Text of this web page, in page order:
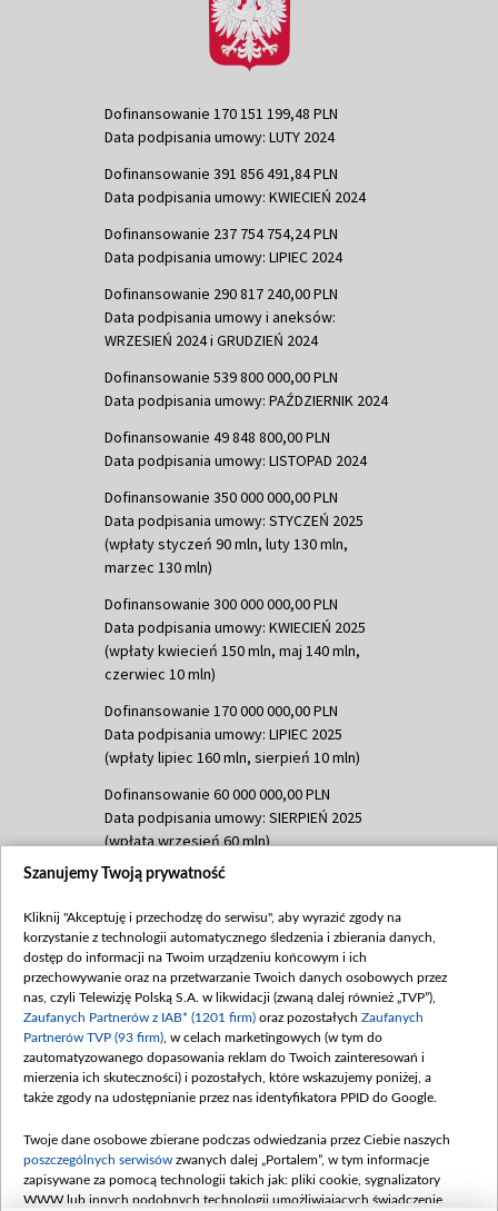
Dofinansowanie 170 151 199,48 PLN
Data podpisania umowy: LUTY 2024
Dofinansowanie 391 856 491,84 PLN
Data podpisania umowy: KWIECIEŃ 2024
Dofinansowanie 237 754 754,24 PLN
Data podpisania umowy: LIPIEC 2024
Dofinansowanie 290 817 240,00 PLN
Data podpisania umowy i aneksów:
WRZESIEŃ 2024 i GRUDZIEŃ 2024
Dofinansowanie 539 800 000,00 PLN
Data podpisania umowy: PAŹDZIERNIK 2024
Dofinansowanie 49 848 800,00 PLN
Data podpisania umowy: LISTOPAD 2024
Dofinansowanie 350 000 000,00 PLN
Data podpisania umowy: STYCZEŃ 2025
(wpłaty styczeń 90 mln, luty 130 mln,
marzec 130 mln)
Dofinansowanie 300 000 000,00 PLN
Data podpisania umowy: KWIECIEŃ 2025
(wpłaty kwiecień 150 mln, maj 140 mln,
czerwiec 10 mln)
Dofinansowanie 170 000 000,00 PLN
Data podpisania umowy: LIPIEC 2025
(wpłaty lipiec 160 mln, sierpień 10 mln)
Dofinansowanie 60 000 000,00 PLN
Data podpisania umowy: SIERPIEŃ 2025
(wpłata wrzesień 60 mln)
Dofinansowanie 635 783 051,21 PLN
(wpłata wrzesień 100 mln, październik 350
mln, listopad 265 mln)
Dofinansowanie 48 862 000,00 PLN
Data podpisania umowy: GRUDZIEŃ 2025
(wpłata grudzień 60,548 mln)
Dofinansowanie 900 000 000,00 PLN
Data podpisania umowy: LUTY 2026 (wpłata
kwiecień 180 mln, 7 maja 180 mln, 8
czerwca 90 mln)
Dofinansowanie 250 000 000,00 PLN
Szanujemy Twoją prywatność
Kliknij "Akceptuję i przechodzę do serwisu", aby wyrazić zgody na
korzystanie z technologii automatycznego śledzenia i zbierania danych,
dostęp do informacji na Twoim urządzeniu końcowym i ich
przechowywanie oraz na przetwarzanie Twoich danych osobowych przez
nas, czyli Telewizję Polską S.A. w likwidacji (zwaną dalej również „TVP”),
Zaufanych Partnerów z IAB* (1201 firm) oraz pozostałych Zaufanych
Partnerów TVP (93 firm) , w celach marketingowych (w tym do
zautomatyzowanego dopasowania reklam do Twoich zainteresowań i
mierzenia ich skuteczności) i pozostałych, które wskazujemy poniżej, a
także zgody na udostępnianie przez nas identyfikatora PPID do Google.
Twoje dane osobowe zbierane podczas odwiedzania przez Ciebie naszych
poszczególnych serwisów zwanych dalej „Portalem”, w tym informacje
zapisywane za pomocą technologii takich jak: pliki cookie, sygnalizatory
WWW lub innych podobnych technologii umożliwiających świadczenie